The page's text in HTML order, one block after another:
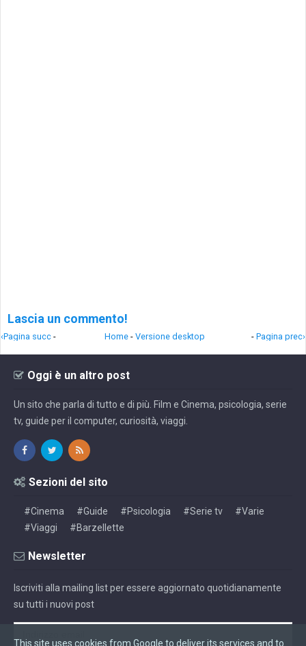
Lascia un commento!
‹Pagina succ - - Pagina prec›
Home - Versione desktop
Oggi è un altro post
Un sito che parla di tutto e di più. Film e Cinema, psicologia, serie
tv, guide per il computer, curiosità, viaggi.
Sezioni del sito
#Cinema #Guide #Psicologia #Serie tv
#Varie
#Viaggi
#Barzellette
Newsletter
Iscriviti alla mailing list per essere aggiornato quotidianamente
su tutti i nuovi post
This site uses cookies from Google to deliver its services and to